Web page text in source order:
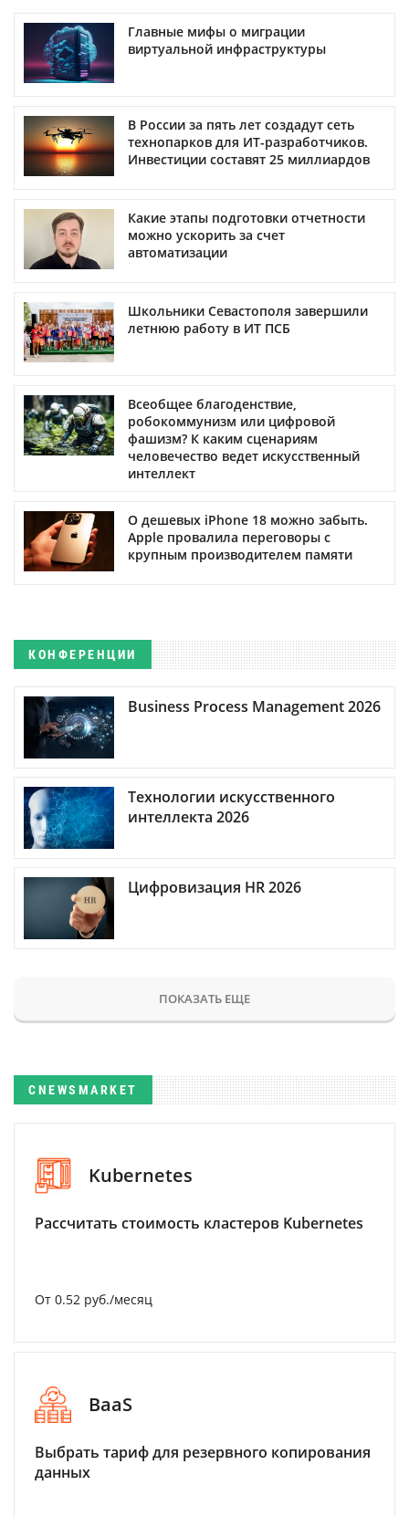
Главные мифы о миграции
виртуальной инфраструктуры
В России за пять лет создадут сеть
технопарков для ИТ-разработчиков.
Инвестиции составят 25 миллиардов
Какие этапы подготовки отчетности
можно ускорить за счет
автоматизации
Школьники Севастополя завершили
летнюю работу в ИТ ПСБ
Всеобщее благоденствие,
робокоммунизм или цифровой
фашизм? К каким сценариям
человечество ведет искусственный
интеллект
О дешевых iPhone 18 можно забыть.
Apple провалила переговоры с
крупным производителем памяти
КОНФЕРЕНЦИИ
Business Process Management 2026
Технологии искусственного
интеллекта 2026
Цифровизация HR 2026
ПОКАЗАТЬ ЕЩЕ
CNEWSMARKET
Kubernetes
Рассчитать стоимость кластеров Kubernetes
От 0.52 руб./месяц
BaaS
Выбрать тариф для резервного копирования
данных